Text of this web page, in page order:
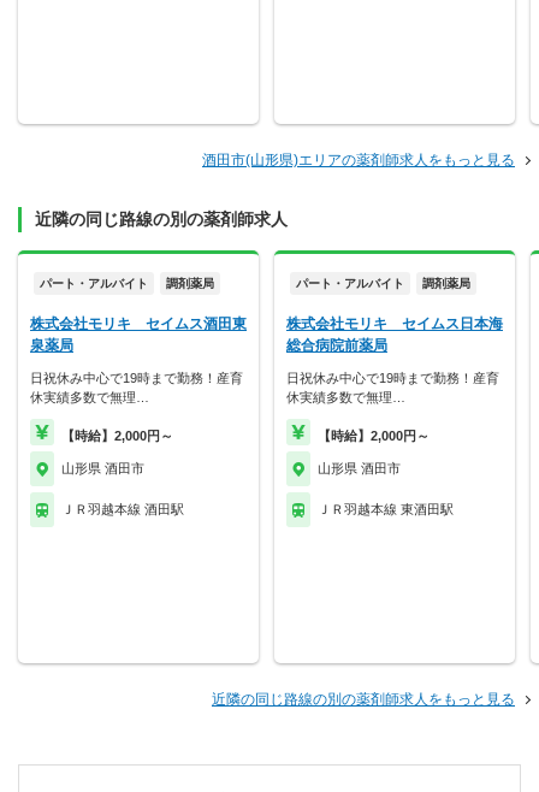
酒田市(山形県)エリアの薬剤師求人をもっと見る
近隣の同じ路線の別の薬剤師求人
パート・アルバイト 調剤薬局
株式会社モリキ セイムス酒田東
泉薬局
日祝休み中心で19時まで勤務！産育
休実績多数で無理…
【時給】2,000円～
山形県 酒田市
ＪＲ羽越本線 酒田駅
パート・アルバイト 調剤薬局
株式会社モリキ セイムス日本海
総合病院前薬局
日祝休み中心で19時まで勤務！産育
休実績多数で無理…
【時給】2,000円～
山形県 酒田市
ＪＲ羽越本線 東酒田駅
近隣の同じ路線の別の薬剤師求人をもっと見る